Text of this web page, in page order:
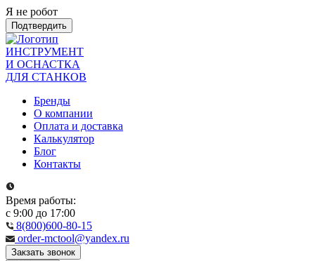
Я не робот
Подтвердить
ИНСТРУМЕНТ
И ОСНАСТКА
ДЛЯ СТАНКОВ
Бренды
О компании
Оплата и доставка
Калькулятор
Блог
Контакты
Время работы:
с 9:00 до 17:00
8(800)600-80-15
order-mctool@yandex.ru
Закзать звонок